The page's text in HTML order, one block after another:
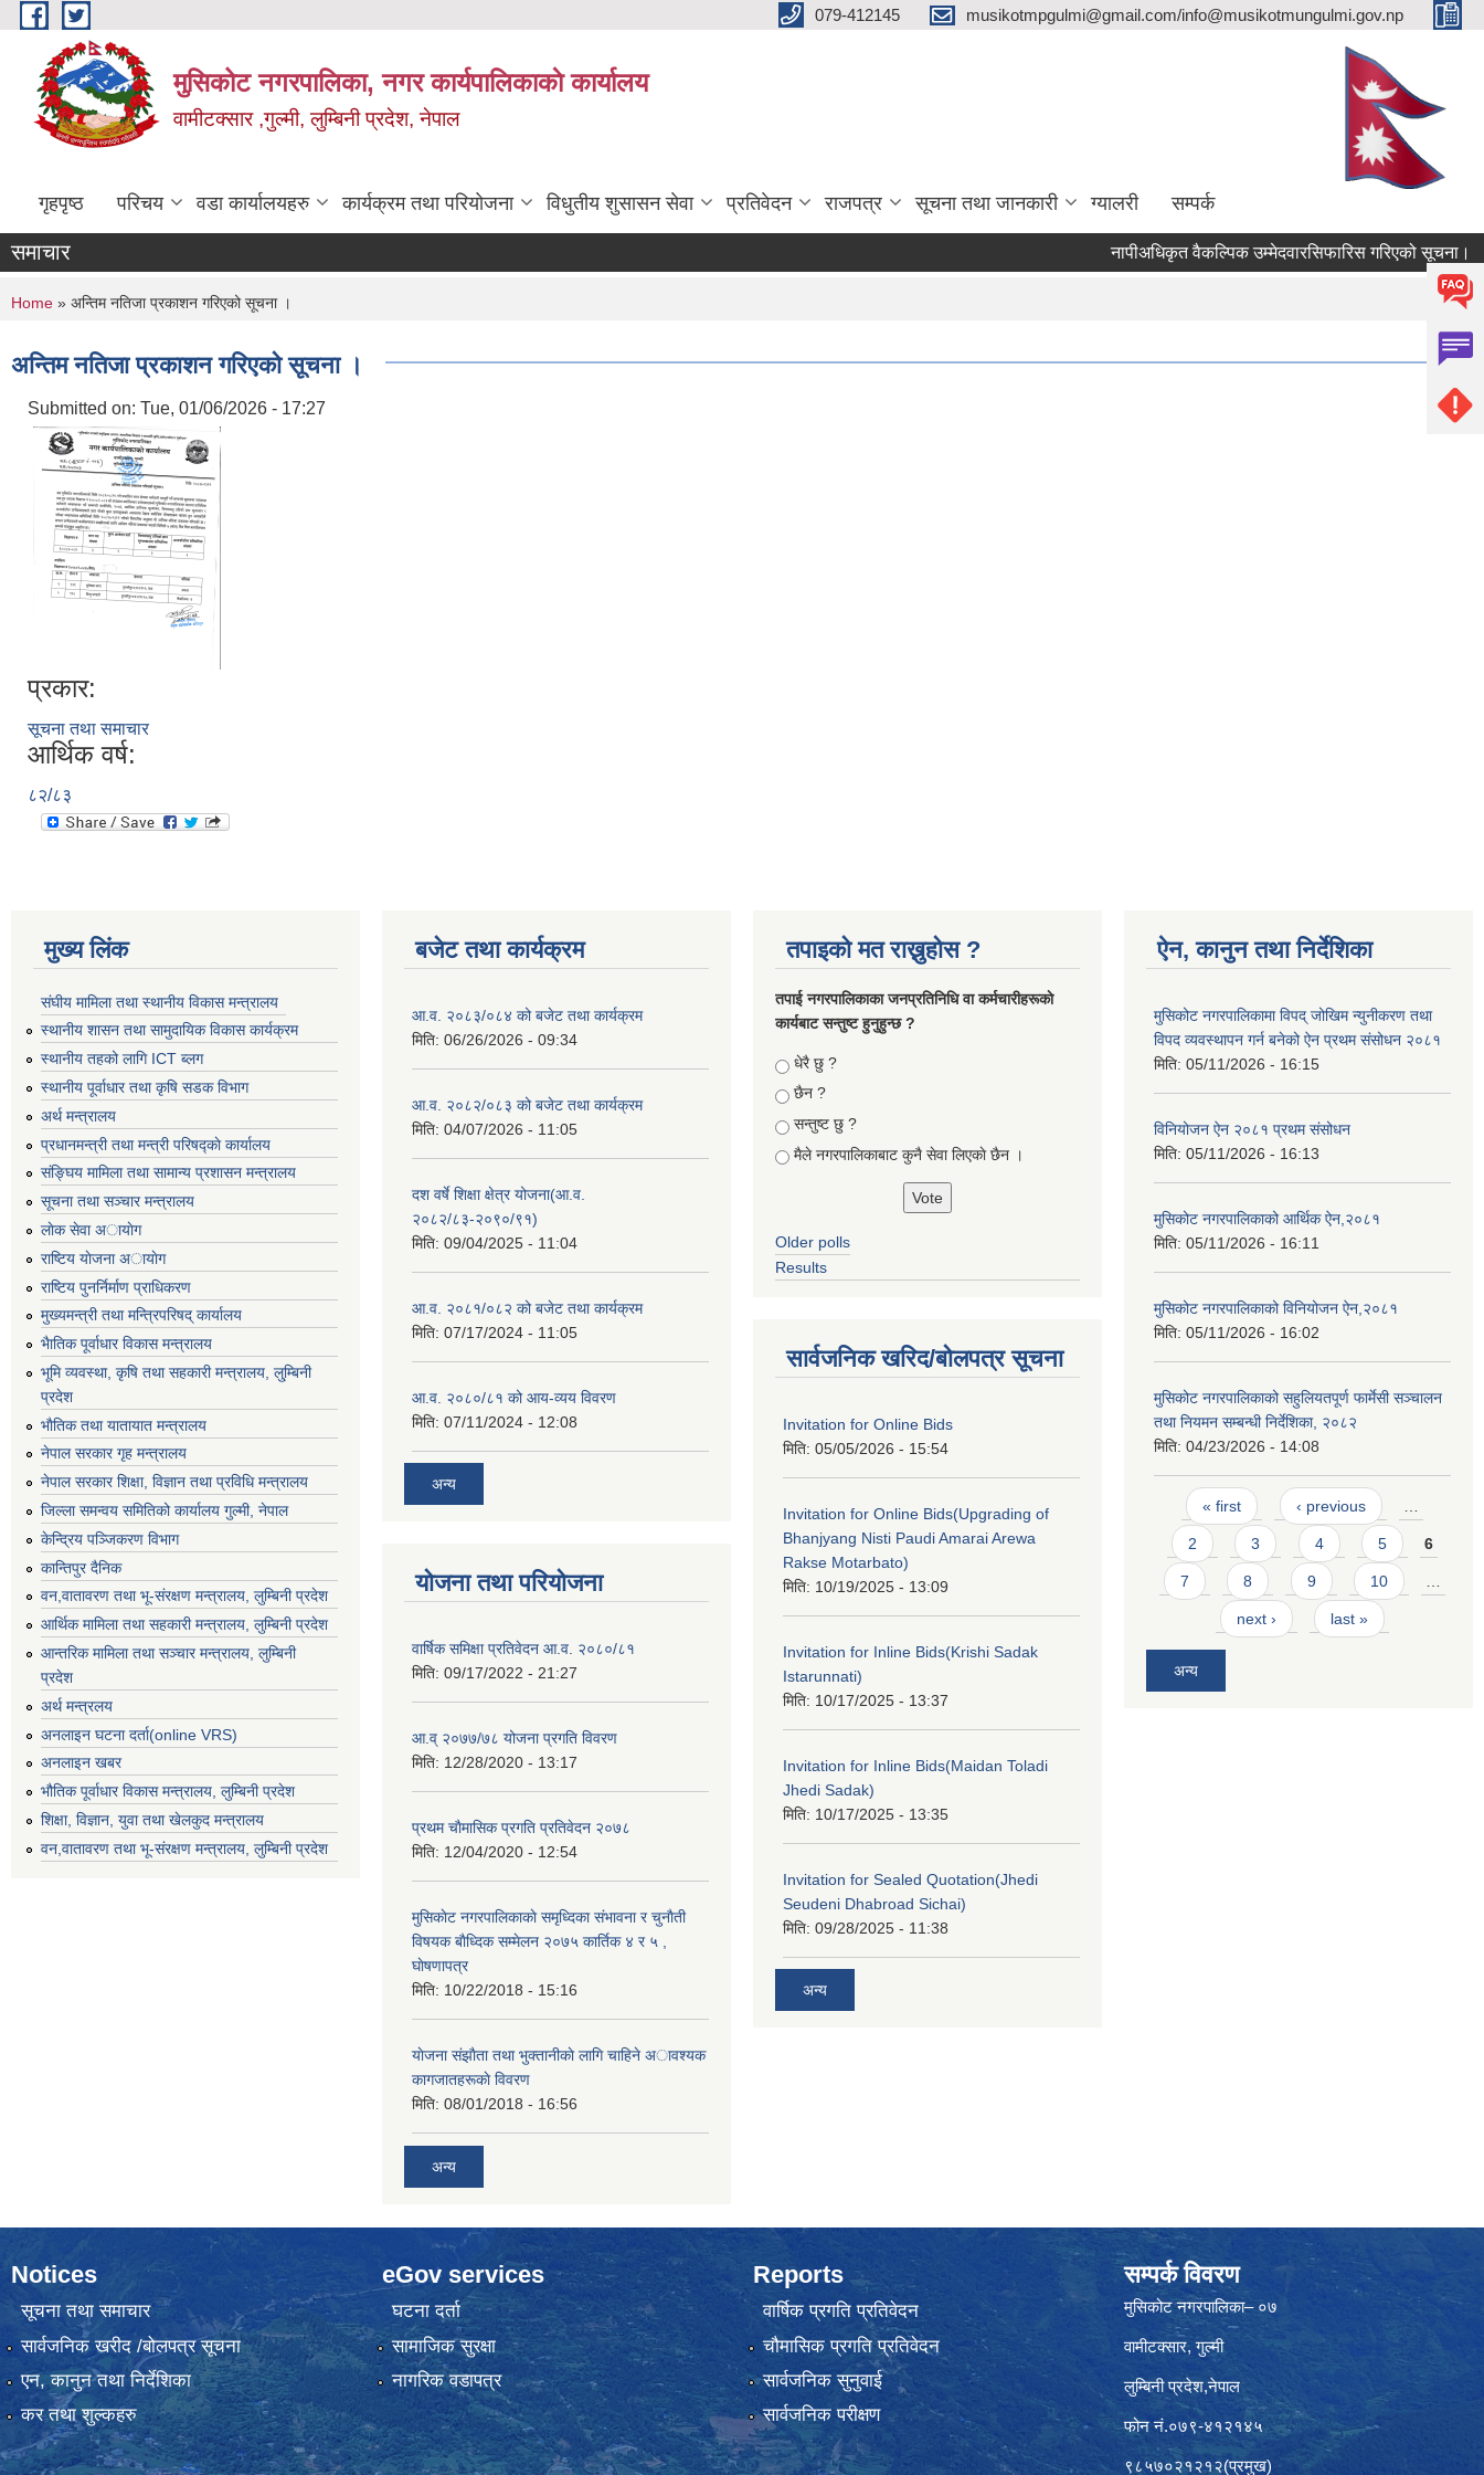
Skip to main content 079-412145 musikotmpgulmi@gmail.com/info@musikotmungulmi.gov.np
मुसिकोट नगरपालिका, नगर कार्यपालिकाकाे कार्यालय
वामीटक्सार ,गुल्मी, लुम्बिनी प्रदेश, नेपाल
गृहपृष्ठ परिचय वडा कार्यालयहरु कार्यक्रम तथा परियोजना विधुतीय शुसासन सेवा प्रतिवेदन राजपत्र सूचना तथा जानकारी ग्यालरी सम्पर्क
समाचार नापीअधिकृत वैकल्पिक उम्मेदवारसिफारिस गरिएको सूचना।
You are here
Home » अन्तिम नतिजा प्रकाशन गरिएको सूचना ।
अन्तिम नतिजा प्रकाशन गरिएको सूचना ।
Submitted on: Tue, 01/06/2026 - 17:27
प्रकार:
सूचना तथा समाचार
आर्थिक वर्ष:
८२/८३
मुख्य लिंक
संघीय मामिला तथा स्थानीय विकास मन्त्रालय
स्थानीय शासन तथा सामुदायिक विकास कार्यक्रम
स्थानीय तहको लागि ICT ब्लग
स्थानीय पूर्वाधार तथा कृषि सडक विभाग
अर्थ मन्त्रालय
प्रधानमन्त्री तथा मन्त्री परिषद्काे कार्यालय
संङ्घिय मामिला तथा सामान्य प्रशासन मन्त्रालय
सूचना तथा सञ्चार मन्त्रालय
लाेक सेवा अायाेग
राष्टिय याेजना अायाेग
राष्टिय पुनर्निर्माण प्राधिकरण
मुख्यमन्त्री तथा मन्त्रिपरिषद् कार्यालय
भैातिक पूर्वाधार विकास मन्त्रालय
भूमि व्यवस्था, कृषि तथा सहकारी मन्त्रालय, लु्म्बिनी
प्रदेश
भाैतिक तथा यातायात मन्त्रालय
नेपाल सरकार गृह मन्त्रालय
नेपाल सरकार शिक्षा, विज्ञान तथा प्रविधि मन्त्रालय
जिल्ला समन्वय समितिको कार्यालय गुल्मी, नेपाल
केन्द्रिय पञ्जिकरण विभाग
कान्तिपुर दैनिक
वन,वातावरण तथा भू-संरक्षण मन्त्रालय, लुम्बिनी प्रदेश
आर्थिक मामिला तथा सहकारी मन्त्रालय, लुम्बिनी प्रदेश
आन्तरिक मामिला तथा सञ्चार मन्त्रालय, लुम्बिनी
प्रदेश
अर्थ मन्त्रलय
अनलाइन घटना दर्ता(online VRS)
अनलाइन खबर
भौतिक पूर्वाधार विकास मन्त्रालय, लुम्बिनी प्रदेश
शिक्षा, विज्ञान, युवा तथा खेलकुद मन्‍‍त्रालय
वन,वातावरण तथा भू-संरक्षण मन्त्रालय, लुम्बिनी प्रदेश
बजेट तथा कार्यक्रम
आ.व. २०८३/०८४ को बजेट तथा कार्यक्रम
मिति: 06/26/2026 - 09:34
आ.व. २०८२/०८३ को बजेट तथा कार्यक्रम
मिति: 04/07/2026 - 11:05
दश वर्षे शिक्षा क्षेत्र योजना(आ.व.
२०८२/८३-२०९०/९१)
मिति: 09/04/2025 - 11:04
आ.व. २०८१/०८२ को बजेट तथा कार्यक्रम
मिति: 07/17/2024 - 11:05
आ.व. २०८०/८१ को आय-व्यय विवरण
मिति: 07/11/2024 - 12:08
अन्य
योजना तथा परियोजना
वार्षिक समिक्षा प्रतिवेदन आ.व. २०८०/८१
मिति: 09/17/2022 - 21:27
आ.व् २०७७/७८ योजना प्रगति विवरण
मिति: 12/28/2020 - 13:17
प्रथम चाैमासिक प्रगति प्रतिवेदन २०७८
मिति: 12/04/2020 - 12:54
मुसिकाेट नगरपालिकाकाे समृध्दिका संभावना र चुनाैती
विषयक बाैध्दिक सम्मेलन २०७५ कार्तिक ४ र ५ ,
घाेषणापत्र
मिति: 10/22/2018 - 15:16
याेजना संझाैता तथा भुक्तानीकाे लागि चाहिने अावश्यक
कागजातहरूकाे विवरण
मिति: 08/01/2018 - 16:56
अन्य
तपाइको मत राख्नुहोस ?
तपा‌ई नगरपालिकाका जनप्रतिनिधि वा कर्मचारीहरूकाे
कार्यबाट सन्तुष्ट हुनुहुन्छ ?
Choices
धेरै छु ?
छैन ?
सन्तुष्ट छु ?
मैले नगरपालिकाबाट कुनै सेवा लिएकाे छैन ।
Older polls
Results
सार्वजनिक खरिद/बोलपत्र सूचना
Invitation for Online Bids
मिति: 05/05/2026 - 15:54
Invitation for Online Bids(Upgrading of
Bhanjyang Nisti Paudi Amarai Arewa
Rakse Motarbato)
मिति: 10/19/2025 - 13:09
Invitation for Inline Bids(Krishi Sadak
Istarunnati)
मिति: 10/17/2025 - 13:37
Invitation for Inline Bids(Maidan Toladi
Jhedi Sadak)
मिति: 10/17/2025 - 13:35
Invitation for Sealed Quotation(Jhedi
Seudeni Dhabroad Sichai)
मिति: 09/28/2025 - 11:38
अन्य
ऐन, कानुन तथा निर्देशिका
मुसिकोट नगरपालिकामा विपद् जोखिम न्युनीकरण तथा
विपद व्यवस्थापन गर्न बनेको ऐन प्रथम संसोधन २०८१
मिति: 05/11/2026 - 16:15
विनियोजन ऐन २०८१ प्रथम संसोधन
मिति: 05/11/2026 - 16:13
मुसिकोट नगरपालिकाको आर्थिक ऐन,२०८१
मिति: 05/11/2026 - 16:11
मुसिकोट नगरपालिकाको विनियोजन ऐन,२०८१
मिति: 05/11/2026 - 16:02
मुसिकोट नगरपालिकाको सहुलियतपूर्ण फार्मेसी सञ्चालन
तथा नियमन सम्बन्धी निर्देशिका, २०८२
मिति: 04/23/2026 - 14:08
Pages
« first ‹ previous …
2 3 4 5 6
7 8 9 10 …
next › last »
अन्य
Notices
सूचना तथा समाचार
सार्वजनिक खरीद /बोलपत्र सूचना
एन, कानुन तथा निर्देशिका
कर तथा शुल्कहरु
eGov services
घटना दर्ता
सामाजिक सुरक्षा
नागरिक वडापत्र
Reports
वार्षिक प्रगति प्रतिवेदन
चौमासिक प्रगति प्रतिवेदन
सार्वजनिक सुनुवाई
सार्वजनिक परीक्षण
सम्पर्क विवरण
मुसिकोट नगरपालिका– ०७
वामीटक्सार, गुल्मी
लुम्बिनी प्रदेश,नेपाल
फोन नं.०७९-४१२१४५
९८५७०२१२१२(प्रमुख)